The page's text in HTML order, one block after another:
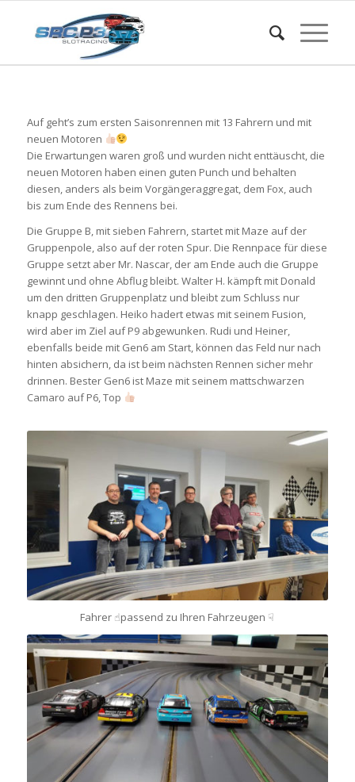
Auf geht’s zum ersten Saisonrennen mit 13 Fahrern und mit
neuen Motoren
Die Erwartungen waren groß und wurden nicht enttäuscht, die
neuen Motoren haben einen guten Punch und behalten
diesen, anders als beim Vorgängeraggregat, dem Fox, auch
bis zum Ende des Rennens bei.
Die Gruppe B, mit sieben Fahrern, startet mit Maze auf der
Gruppenpole, also auf der roten Spur. Die Rennpace für diese
Gruppe setzt aber Mr. Nascar, der am Ende auch die Gruppe
gewinnt und ohne Abflug bleibt. Walter H. kämpft mit Donald
um den dritten Gruppenplatz und bleibt zum Schluss nur
knapp geschlagen. Heiko hadert etwas mit seinem Fusion,
wird aber im Ziel auf P9 abgewunken. Rudi und Heiner,
ebenfalls beide mit Gen6 am Start, können das Feld nur nach
hinten absichern, da ist beim nächsten Rennen sicher mehr
drinnen. Bester Gen6 ist Maze mit seinem mattschwarzen
Camaro auf P6, Top
Fahrer ☝︎passend zu Ihren Fahrzeugen ☟